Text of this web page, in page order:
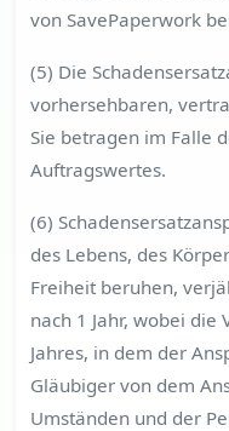
von SavePaperwork
(5) Die
vorhersehbaren,
Sie betragen im Falle
Auftragswertes.
(6)
des Lebens, des
Freiheit beruhen,
nach 1 Jahr, wobei die
Jahres, in dem der
Gläubiger von dem
Umständen und der